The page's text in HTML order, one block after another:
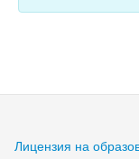
Лицензия на